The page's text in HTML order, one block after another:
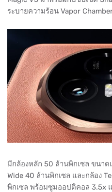
ระบายความร้อน Vapor
มีกล้องหลัก 50 ล้านพิกเซล ขนาด
Wide 40 ล้านพิกเซล และกล้อง
พิกเซล พร้อมซูมออปติคอล 3.5x แ